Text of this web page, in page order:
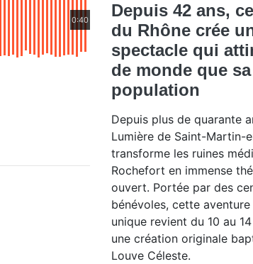
0:40
Depuis 42 ans,
du Rhône crée
spectacle qui
de monde que sa
population
Depuis plus de quarante
Lumière de Saint-Martin-
transforme les ruines
Rochefort en immense
ouvert. Portée par des
bénévoles, cette
unique revient du 10 au
une création originale
Louve Céleste.